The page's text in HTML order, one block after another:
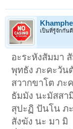
เป็นที่รู้จักกันดี
อะระหังสัมมา
พุทธัง ภะคะวัน
สวากขาโต ภะ
ธัมมัง นะมัสสา
สุปะฏิ ปันโน ภ
สังฆัง นะ มา มิ